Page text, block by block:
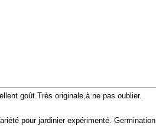
goût.Très originale,à ne pas oublier.
pour jardinier expérimenté. Germination